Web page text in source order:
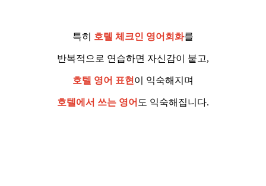
특히 호텔 체크인 영어회화를
반복적으로 연습하면 자신감이 붙고,
호텔 영어 표현 이 익숙해지며
호텔에서 쓰는 영어 도 익숙해집니다.